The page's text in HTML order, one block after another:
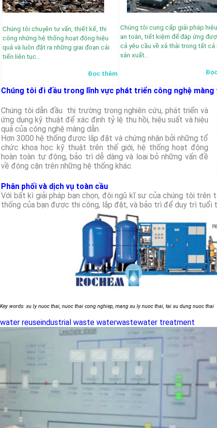
Chúng tôi chuyên tư vấn, thiết kế, thi
công những hệ thống hoạt động hiệu
quả và luôn đặt ra những giai đoạn cải
tiến liên tục…
Đọc thêm
Chúng tôi cung cấp giải pháp
an toàn, tiết kiệm để đáp ứng
cả yêu cầu về xả thải trong tất cả
sản xuất…
Chúng tôi đi đầu trong lĩnh vực phát triển công nghệ màng
Chúng tôi dẫn đầu thị trường trong nghiên cứu, phát triển và
ứng dụng kỹ thuật để xác định tỷ lệ thu hồi, hiệu suất và hiệu
quả của công nghệ màng dẫn.
Hơn 3000 hệ thống được lắp đặt và chứng nhận bởi những tổ
chức khoa học kỹ thuật trên thế giới, hệ thống hoạt động
hoàn toàn tự động, bảo trì dễ dàng và loại bỏ những vấn đề
về đóng cặn trên những hệ thống khác.
Phân phối và dịch vụ toàn cầu
Với bất kì giải pháp bạn chọn, đội ngũ kĩ sư của chúng tôi trên
thống của bạn được thi công, lắp đặt, và bảo trì để duy trì tuổi
Key words: xu ly nuoc thai, nuoc thai cong nghiep, mang xu ly nuoc thai, tai xu dung nuoc thai
water reuseindustrial waste waterwastewater treatment